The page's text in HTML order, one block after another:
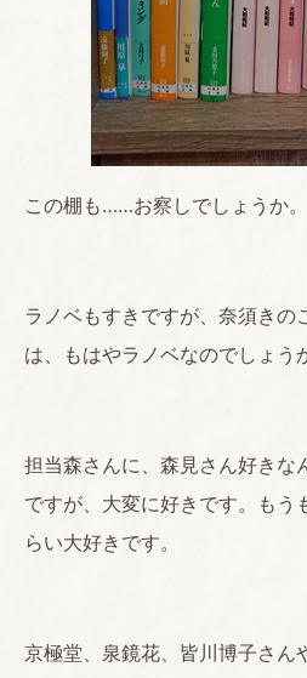
この棚も……お察しでしょうか。
ラノベもすきですが、奈須きの
は、もはやラノベなのでしょう
担当森さんに、森見さん好きな
ですが、大変に好きです。もう
らい大好きです。
京極堂、泉鏡花、皆川博子さん